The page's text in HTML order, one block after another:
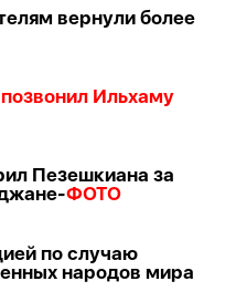
вернули более
Ильхаму
Пезешкиана за
ФОТО
по случаю
народов мира